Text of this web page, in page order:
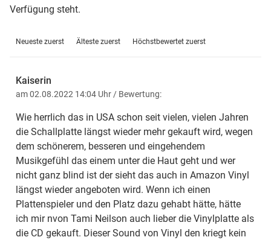
Verfügung steht.
Neueste zuerst Älteste zuerst Höchstbewertet zuerst
Kaiserin
am 02.08.2022 14:04 Uhr / Bewertung:
Wie herrlich das in USA schon seit vielen, vielen Jahren
die Schallplatte längst wieder mehr gekauft wird, wegen
dem schönerem, besseren und eingehendem
Musikgefühl das einem unter die Haut geht und wer
nicht ganz blind ist der sieht das auch in Amazon Vinyl
längst wieder angeboten wird. Wenn ich einen
Plattenspieler und den Platz dazu gehabt hätte, hätte
ich mir nvon Tami Neilson auch lieber die Vinylplatte als
die CD gekauft. Dieser Sound von Vinyl den kriegt kein